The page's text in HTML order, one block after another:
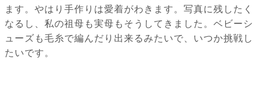
ます。やはり手作りは愛着がわきます。写真に残したく
なるし、私の祖母も実母もそうしてきました。ベビーシ
ューズも毛糸で編んだり出来るみたいで、いつか挑戦し
たいです。